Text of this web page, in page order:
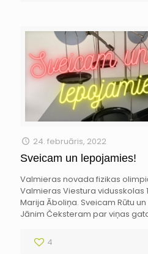
24. februāris, 2022
Sveicam un lepojamies!
Valmieras novada fizikas
Valmieras Viestura vidusskolas
Marija Āboliņa. Sveicam Rūtu
Jānim Čeksteram par viņas
4